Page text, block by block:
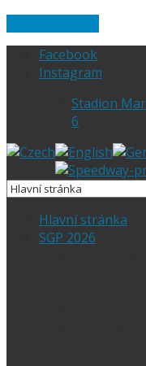
Facebook
Instagram
Stadion
6
Hlavní stránka
SGP 2026